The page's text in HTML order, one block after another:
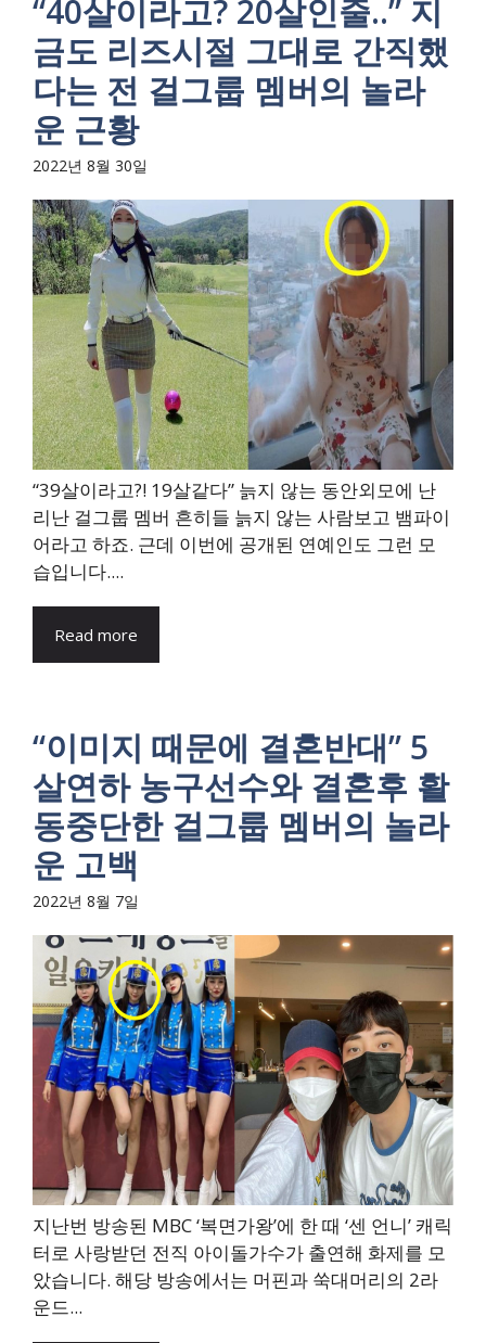
“40살이라고? 20살인줄..” 지
금도 리즈시절 그대로 간직했
다는 전 걸그룹 멤버의 놀라
운 근황
2022년 8월 30일
“39살이라고?! 19살같다” 늙지 않는 동안외모에 난
리난 걸그룹 멤버 흔히들 늙지 않는 사람보고 뱀파이
어라고 하죠. 근데 이번에 공개된 연예인도 그런 모
습입니다....
Read more
“이미지 때문에 결혼반대” 5
살연하 농구선수와 결혼후 활
동중단한 걸그룹 멤버의 놀라
운 고백
2022년 8월 7일
지난번 방송된 MBC ‘복면가왕’에 한 때 ‘센 언니’ 캐릭
터로 사랑받던 전직 아이돌가수가 출연해 화제를 모
았습니다. 해당 방송에서는 머핀과 쑥대머리의 2라
운드...